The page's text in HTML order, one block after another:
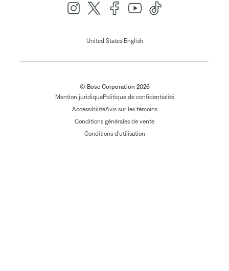
United States| English
© Bose Corporation 2026
Mention juridiquePolitique de confidentialité
AccessibilitéAvis sur les témoins
Conditions générales de vente
Conditions d'utilisation